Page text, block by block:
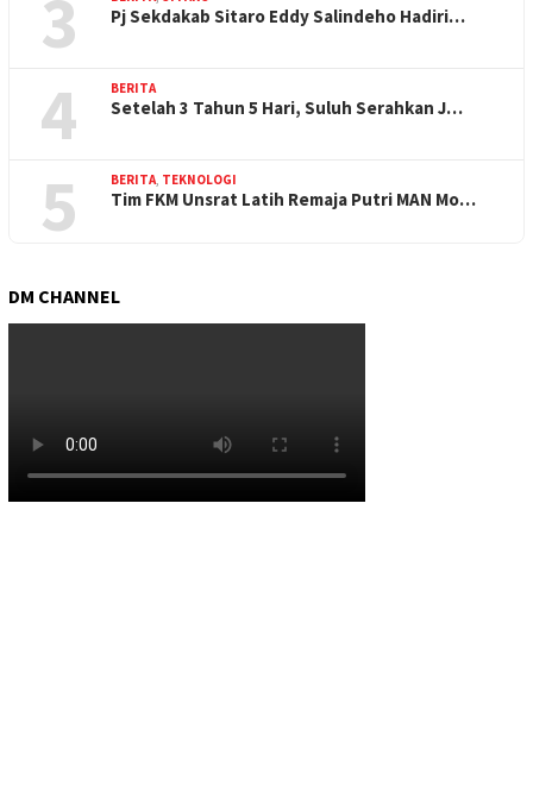
3 Pj Sekdakab Sitaro Eddy Salindeho Hadiri…
4 BERITA
Setelah 3 Tahun 5 Hari, Suluh Serahkan J…
5 BERITA, TEKNOLOGI
Tim FKM Unsrat Latih Remaja Putri MAN Mo…
DM CHANNEL